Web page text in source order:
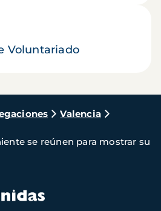
Voluntariado
Valencia
se reúnen para mostrar su